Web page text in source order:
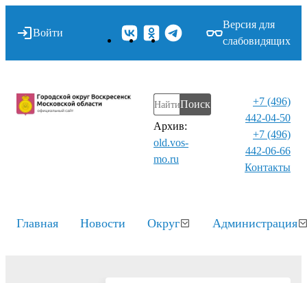
Войти
Версия для
слабовидящих
Поиск
Архив:
old.vos-
mo.ru
+7 (496)
442-04-50
+7 (496)
442-06-66
Контакты⁠
Главная Новости Округ Администрация